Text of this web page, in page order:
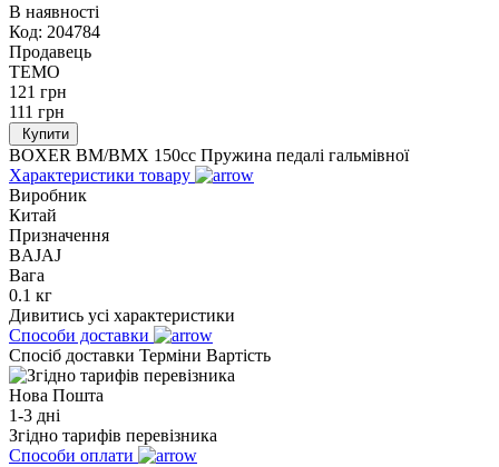
В наявності
Код: 204784
Продавець
TEMO
121 грн
111 грн
Купити
BOXER BM/ВМX 150cc Пружина педалі гальмівної
Характеристики товару
Виробник
Китай
Призначення
BAJAJ
Вага
0.1 кг
Дивитись усі характеристики
Способи доставки
Спосіб доставки Терміни Вартість
Нова Пошта
1-3 дні
Згідно тарифів перевізника
Способи оплати